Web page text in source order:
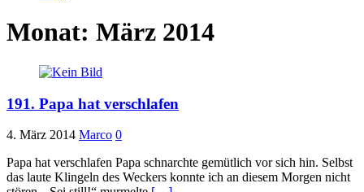
Monat: März 2014
191. Papa hat verschlafen
4. März 2014 Marco 0
Papa hat verschlafen Papa schnarchte gemütlich vor sich hin. Selbst
das laute Klingeln des Weckers konnte ich an diesem Morgen nicht